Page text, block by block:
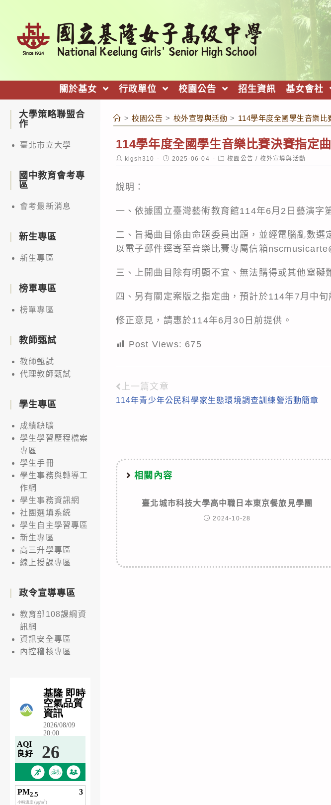
關於基女 行政單位 校園公告 招生資訊 基女會社
> 校園公告 > 校外宣導與活動 > 114學年度全國學生音樂比
114學年度全國學生音樂比賽決賽指定
Post
author:
klgsh310
Post
published:
2025-06-04
Post
category:
校園公告 / 校外宣導與活動
說明：
一、依據國立臺灣藝術教育館114年6月2日藝演字
二、旨揭曲目係由命題委員出題，並經電腦亂數
以電子郵件逕寄至音樂比賽專屬信箱
三、上開曲目除有明顯不宜、無法購得或其他窒礙
四、另有關定案版之指定曲，預計於114年7月中
修正意見，請惠於114年6月30日前提供。
Post Views: 675
Read
more
上一篇文章
114年青少年公民科學家生態環境調查訓練營活動簡章
相關內容
臺北城市科技大學高中職日本東京餐旅見學團
2024-10-28
大學策略聯盟合
作
臺北市立大學
國中教育會考專
區
會考最新消息
新生專區
新生專區
榜單專區
榜單專區
教師甄試
教師甄試
代理教師甄試
學生專區
成績缺曠
學生學習歷程檔案
專區
學生手冊
學生事務與轉導工
作網
學生事務資訊網
社團選填系統
學生自主學習專區
新生專區
高三升學專區
線上授課專區
政令宣導專區
教育部108課綱資
訊網
資訊安全專區
內控稽核專區